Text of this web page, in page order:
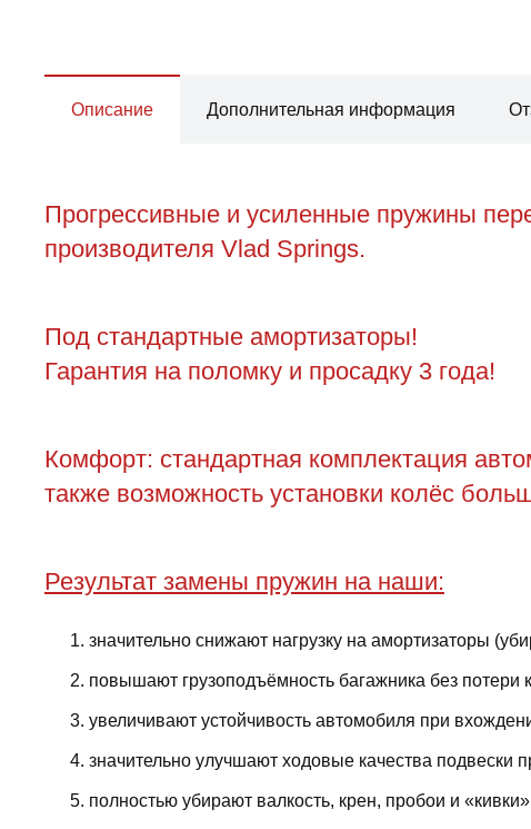
Описание Дополнительная информация
Прогрессивные и усиленные пружины
производителя Vlad Springs.
Под стандартные амортизаторы!
Гарантия на поломку и просадку 3 года!
Комфорт: стандартная комплектация
также возможность установки колёс
Результат замены пружин на наши:
значительно снижают нагрузку на амортизаторы
повышают грузоподъёмность багажника без потери
увеличивают устойчивость автомобиля при
значительно улучшают ходовые качества подвески
полностью убирают валкость, крен, пробои и